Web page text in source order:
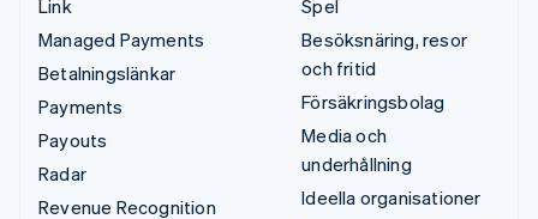
Link
Managed Payments
Betalningslänkar
Payments
Payouts
Radar
Revenue Recognition
Spel
Besöksnäring, resor
och fritid
Försäkringsbolag
Media och
underhållning
Ideella organisationer